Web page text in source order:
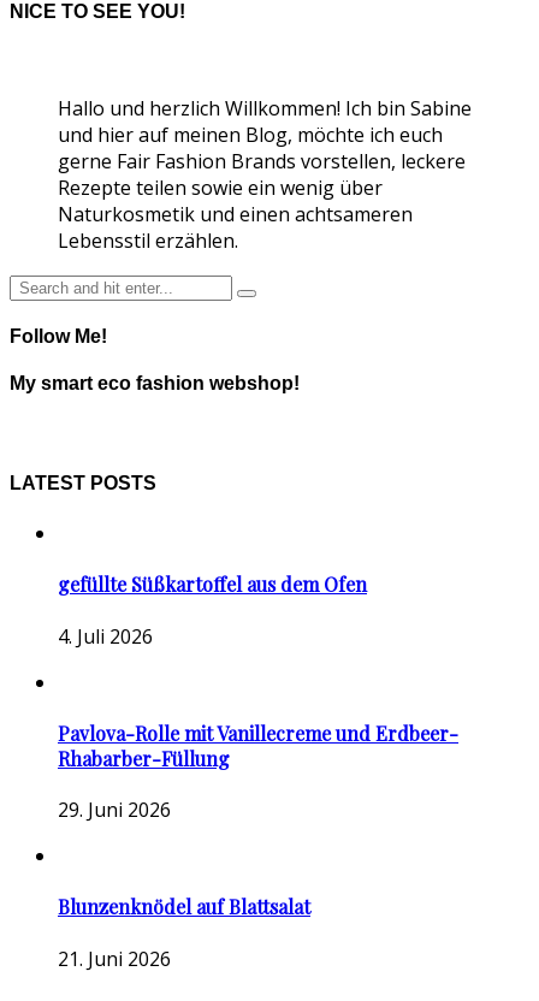
NICE TO SEE YOU!
Hallo und herzlich Willkommen! Ich bin Sabine
und hier auf meinen Blog, möchte ich euch
gerne Fair Fashion Brands vorstellen, leckere
Rezepte teilen sowie ein wenig über
Naturkosmetik und einen achtsameren
Lebensstil erzählen.
Follow Me!
My smart eco fashion webshop!
LATEST POSTS
gefüllte Süßkartoffel aus dem Ofen
4. Juli 2026
Pavlova-Rolle mit Vanillecreme und Erdbeer-
Rhabarber-Füllung
29. Juni 2026
Blunzenknödel auf Blattsalat
21. Juni 2026